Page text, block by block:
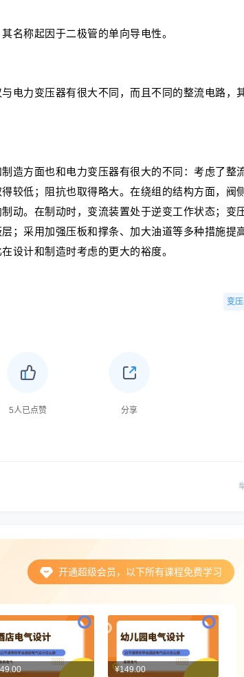
名称起因于二极管的单向导电性。
电力变压器有很大不同，而且不同的整流电路，
造方面也和电力变压器有很大的不同：考虑了整
较低；阻抗也取得略大。在绕组的结构方面，阀
动。在制动时，变流装置处于逆变工作状态；变
；采用加强压板和撑条、加大油道等多种措施提
设计和制造时考虑的更大的裕度。
变
5人已点赞 分享
开通超级会员，以下所有课程免费学习
¥149.00